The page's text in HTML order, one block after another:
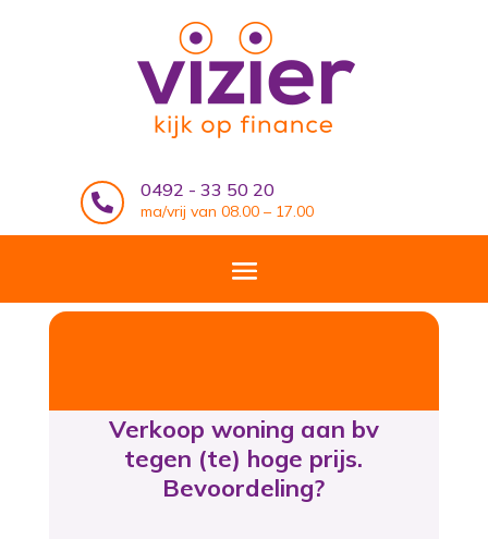

0492 - 33 50 20
ma/vrij van 08.00 – 17.00
Verkoop woning aan bv
tegen (te) hoge prijs.
Bevoordeling?